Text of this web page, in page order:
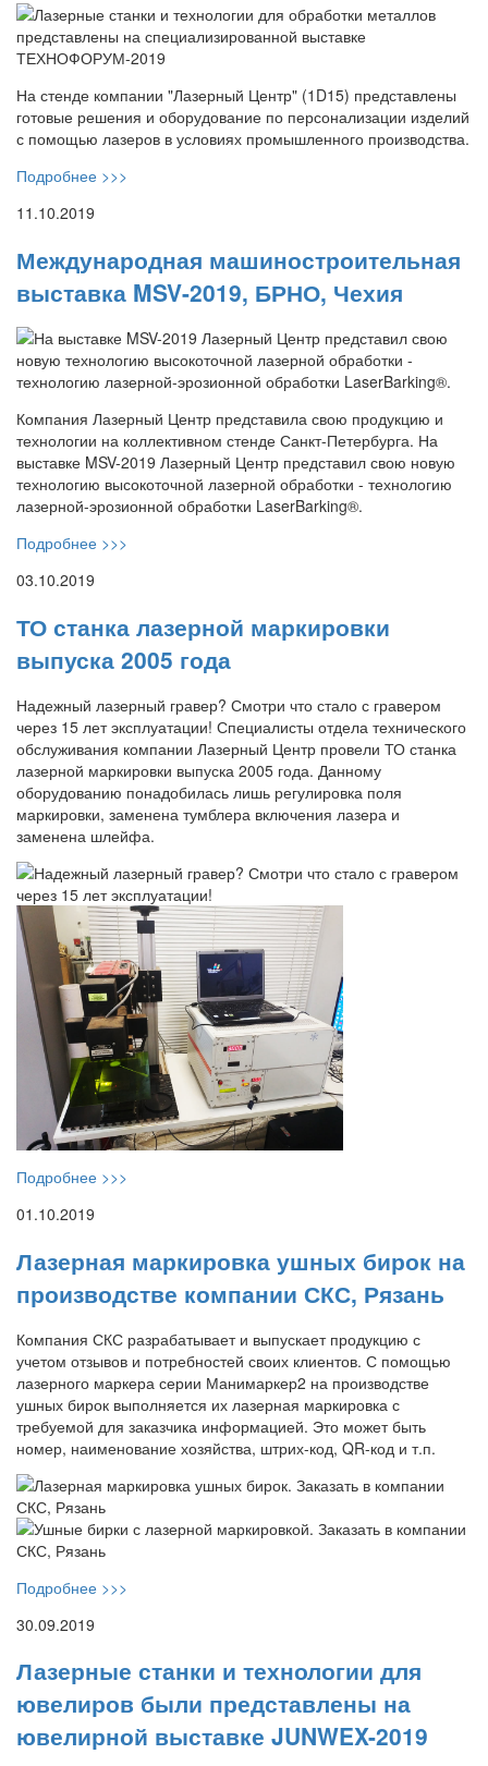
На стенде компании "Лазерный Центр" (1D15) представлены
готовые решения и оборудование по персонализации изделий
с помощью лазеров в условиях промышленного производства.
Подробнее >>>
11.10.2019
Международная машиностроительная
выставка MSV-2019, БРНО, Чехия
Компания Лазерный Центр представила свою продукцию и
технологии на коллективном стенде Санкт-Петербурга. На
выставке MSV-2019 Лазерный Центр представил свою новую
технологию высокоточной лазерной обработки - технологию
лазерной-эрозионной обработки LaserBarking®.
Подробнее >>>
03.10.2019
ТО станка лазерной маркировки
выпуска 2005 года
Надежный лазерный гравер? Смотри что стало с гравером
через 15 лет эксплуатации! Специалисты отдела технического
обслуживания компании Лазерный Центр провели ТО станка
лазерной маркировки выпуска 2005 года. Данному
оборудованию понадобилась лишь регулировка поля
маркировки, заменена тумблера включения лазера и
заменена шлейфа.
Подробнее >>>
01.10.2019
Лазерная маркировка ушных бирок на
производстве компании СКС, Рязань
Компания СКС разрабатывает и выпускает продукцию с
учетом отзывов и потребностей своих клиентов. С помощью
лазерного маркера серии Манимаркер2 на производстве
ушных бирок выполняется их лазерная маркировка с
требуемой для заказчика информацией. Это может быть
номер, наименование хозяйства, штрих-код, QR-код и т.п.
Подробнее >>>
30.09.2019
Лазерные станки и технологии для
ювелиров были представлены на
ювелирной выставке JUNWEX-2019